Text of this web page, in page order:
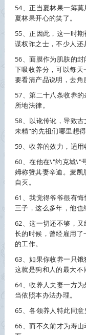
54、正当夏林果一筹
夏林果开心的笑了。
55、正因此，这一时期
谋权诈之士，不少人还
56、面膜作为肌肤的
下吸收养分，可以每天
要看清产品说明，去角
57、第二十八条收养的
所地法律。
58、以讹传讹，导致古
未精”的先祖们哪里想
59、收养的效力，适用
60、在他在\"约克城\"
姆称赞其妻辛迪。麦凯
自灭。
61、我觉得爷爷很有
三子，这么多年，他也
62、这一切还不够，
长的时候，曾经雇用
的工作。
63、如果你收养一只饿
这就是狗和人的最大不
64、收养人夫妻一方
当依照本办法办理。
65、各领养人特此同
66、而不久前才为寿山